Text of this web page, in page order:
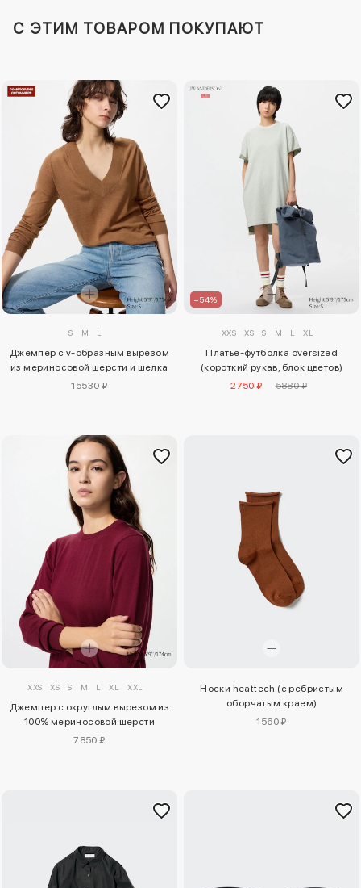
C ЭТИМ ТОВАРОМ ПОКУПАЮТ
S M L
Джемпер с v-образным вырезом
из мериносовой шерсти и шелка
15530 ₽
–54%
XXS XS S M L XL
Платье-футболка oversized
(короткий рукав, блок цветов)
2750 ₽
5880 ₽
XXS XS S M L XL XXL
Джемпер с округлым вырезом из
100% мериносовой шерсти
7850 ₽
Носки heattech (с ребристым
оборчатым краем)
1560 ₽